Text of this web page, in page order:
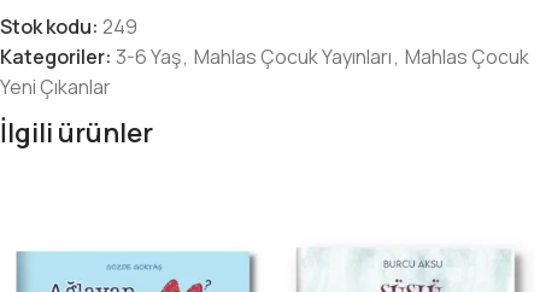
Stok kodu: 249
Kategoriler: 3-6 Yaş, Mahlas Çocuk Yayınları, Mahlas Çocuk
Yeni Çıkanlar
İlgili ürünler